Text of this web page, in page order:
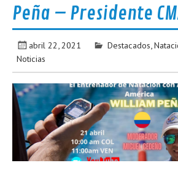
Peña – Presidente
abril 22, 2021 Destacados,
Noticias